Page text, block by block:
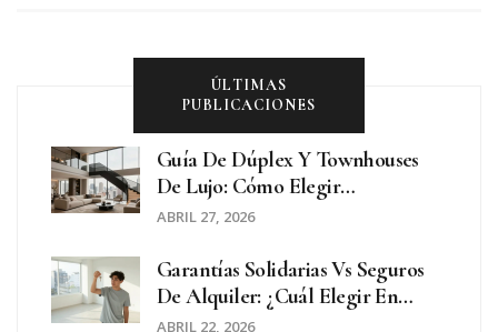
ÚLTIMAS
PUBLICACIONES
Guía De Dúplex Y Townhouses
De Lujo: Cómo Elegir
Propiedades En Zonas Exclusivas
ABRIL 27, 2026
Garantías Solidarias Vs Seguros
De Alquiler: ¿Cuál Elegir En
2026?
ABRIL 22, 2026